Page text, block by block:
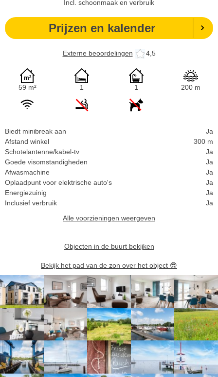
Incl. schoonmaak en verbruik
Prijzen en kalender
Externe beoordelingen 4,5
59 m² 1 1 200 m
Biedt minibreak aan
Ja
Afstand winkel
300 m
Schotelantenne/kabel-tv
Ja
Goede visomstandigheden
Ja
Afwasmachine
Ja
Oplaadpunt voor elektrische auto's
Ja
Energiezuinig
Ja
Inclusief verbruik
Ja
Alle voorzieningen weergeven
Objecten in de buurt bekijken
Bekijk het pad van de zon over het object 😎